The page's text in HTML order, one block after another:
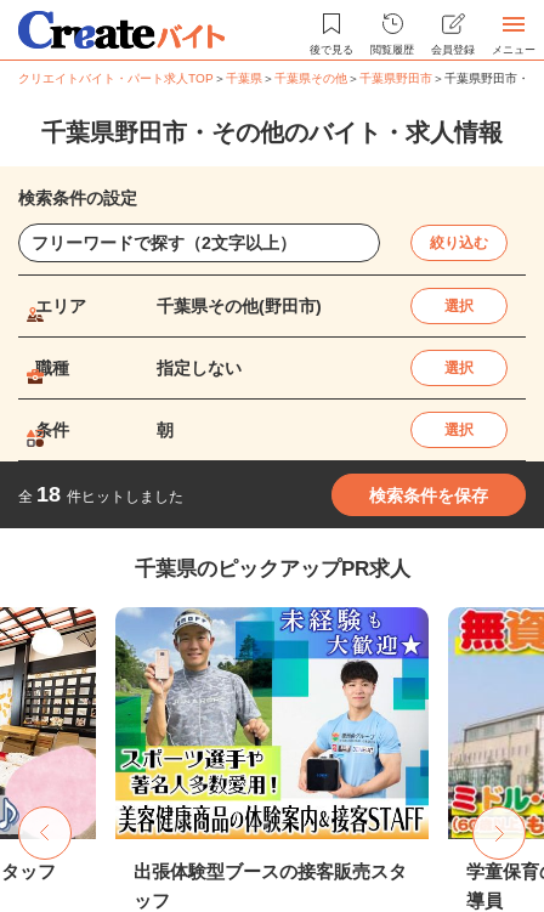
後で見る 閲覧履歴 会員登録 メニュー
クリエイトバイト・パート求人TOP ＞千葉県＞千葉県その他＞千葉県野田市＞千葉県野田市・
千葉県野田市・その他のバイト・求人情報
検索条件の設定
絞り込む
エリア 千葉県その他(野田市) 選択
職種 指定しない 選択
条件 朝 選択
全 18 件ヒットしました 検索条件を保存
千葉県のピックアップPR求人
ッフ
出張体験型ブースの接客販売スタ
ッフ
学童保
導員